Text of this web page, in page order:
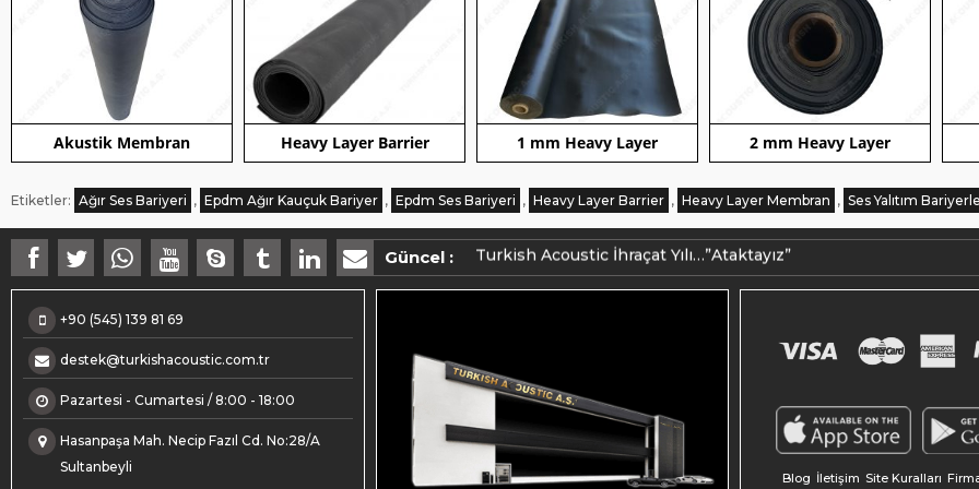
Akustik Membran Heavy Layer Barrier 1 mm Heavy Layer 2 mm Heavy Layer
Etiketler: Ağır Ses Bariyeri , Epdm Ağır Kauçuk Bariyer , Epdm Ses Bariyeri , Heavy Layer Barrier , Heavy Layer Membran , Ses Yalıtım
Güncel :
Makedonya ihracatımız üretime alındı.
Turkish Acoustic İhraçat Yılı…”Ataktayız”
+90 (545) 139 81 69
destek@turkishacoustic.com.tr
Pazartesi - Cumartesi / 8:00 - 18:00
Hasanpaşa Mah. Necip Fazıl Cd. No:28/A
Sultanbeyli
Blog İletişim Site Kuralları